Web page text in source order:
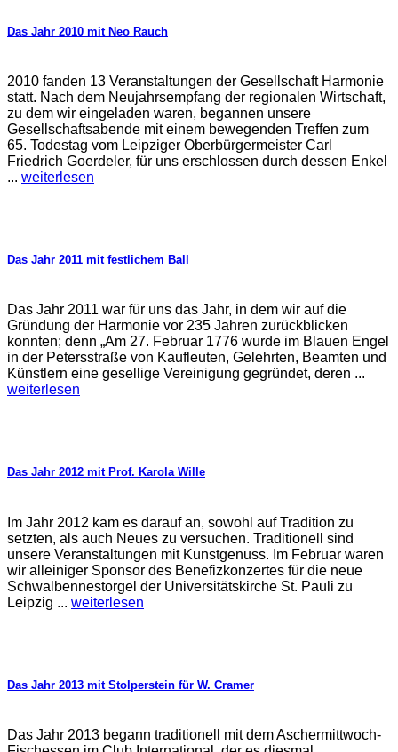
Das Jahr 2010 mit Neo Rauch
2010 fanden 13 Veranstaltungen der Gesellschaft Harmonie
statt. Nach dem Neujahrsempfang der regionalen Wirtschaft,
zu dem wir eingeladen waren, begannen unsere
Gesellschaftsabende mit einem bewegenden Treffen zum
65. Todestag vom Leipziger Oberbürgermeister Carl
Friedrich Goerdeler, für uns erschlossen durch dessen Enkel
... weiterlesen
Das Jahr 2011 mit festlichem Ball
Das Jahr 2011 war für uns das Jahr, in dem wir auf die
Gründung der Harmonie vor 235 Jahren zurückblicken
konnten; denn „Am 27. Februar 1776 wurde im Blauen Engel
in der Petersstraße von Kaufleuten, Gelehrten, Beamten und
Künstlern eine gesellige Vereinigung gegründet, deren ...
weiterlesen
Das Jahr 2012 mit Prof. Karola Wille
Im Jahr 2012 kam es darauf an, sowohl auf Tradition zu
setzten, als auch Neues zu versuchen. Traditionell sind
unsere Veranstaltungen mit Kunstgenuss. Im Februar waren
wir alleiniger Sponsor des Benefizkonzertes für die neue
Schwalbennestorgel der Universitätskirche St. Pauli zu
Leipzig ... weiterlesen
Das Jahr 2013 mit Stolperstein für W. Cramer
Das Jahr 2013 begann traditionell mit dem Aschermittwoch-